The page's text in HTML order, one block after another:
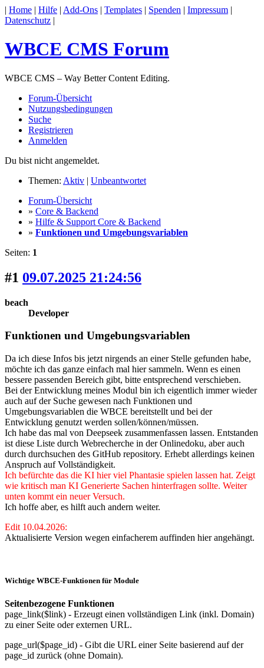
| Home | Hilfe | Add-Ons | Templates | Spenden | Impressum |
Datenschutz |
WBCE CMS Forum
WBCE CMS – Way Better Content Editing.
Forum-Übersicht
Nutzungsbedingungen
Suche
Registrieren
Anmelden
Du bist nicht angemeldet.
Themen: Aktiv | Unbeantwortet
Forum-Übersicht
» Core & Backend
» Hilfe & Support Core & Backend
» Funktionen und Umgebungsvariablen
Seiten: 1
#1 09.07.2025 21:24:56
beach
Developer
Funktionen und Umgebungsvariablen
Da ich diese Infos bis jetzt nirgends an einer Stelle gefunden habe,
möchte ich das ganze einfach mal hier sammeln. Wenn es einen
bessere passenden Bereich gibt, bitte entsprechend verschieben.
Bei der Entwicklung meines Modul bin ich eigentlich immer wieder
auch auf der Suche gewesen nach Funktionen und
Umgebungsvariablen die WBCE bereitstellt und bei der
Entwicklung genutzt werden sollen/können/müssen.
Ich habe das mal von Deepseek zusammenfassen lassen. Entstanden
ist diese Liste durch Webrecherche in der Onlinedoku, aber auch
durch durchsuchen des GitHub repository. Erhebt allerdings keinen
Anspruch auf Vollständigkeit.
Ich befürchte das die KI hier viel Phantasie spielen lassen hat. Zeigt
wie kritisch man KI Generierte Sachen hinterfragen sollte. Weiter
unten kommt ein neuer Versuch.
Ich hoffe aber, es hilft auch andern weiter.
Edit 10.04.2026:
Aktualisierte Version wegen einfacherem auffinden hier angehängt.
Wichtige WBCE-Funktionen für Module
Seitenbezogene Funktionen
page_link($link) - Erzeugt einen vollständigen Link (inkl. Domain)
zu einer Seite oder externen URL.
page_url($page_id) - Gibt die URL einer Seite basierend auf der
page_id zurück (ohne Domain).